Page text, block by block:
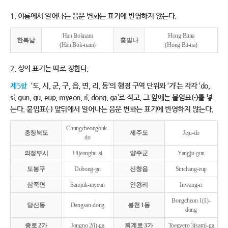
1. 이름에서 일어나는 음운 변화는 표기에 반영하지 않는다.
한복남
Han Boknam
(Han Bok-nam)
홍빛나
Hong Bitna
(Hong Bit-na)
2. 성의 표기는 따로 정한다.
제5항 ‘도, 시, 군, 구, 읍, 면, 리, 동’의 행정 구역 단위와 ‘가’는 각각 ‘do,
si, gun, gu, eup, myeon, ri, dong, ga’로 적고, 그 앞에는 붙임표(-)를 넣
는다. 붙임표(-) 앞뒤에서 일어나는 음운 변화는 표기에 반영하지 않는다.
충청북도
Chungcheongbuk-
do
제주도 Jeju-do
의정부시 Uijeongbu-si 양주군 Yangju-gun
도봉구 Dobong-gu 신창읍 Sinchang-eup
삼죽면 Samjuk-myeon 인왕리 Inwang-ri
당산동 Dangsan-dong 봉천 1동
Bongcheon 1(il)-
dong
종로 2가 Jongno 2(i)-ga 퇴계로 3가 Toegyero 3(sam)-ga